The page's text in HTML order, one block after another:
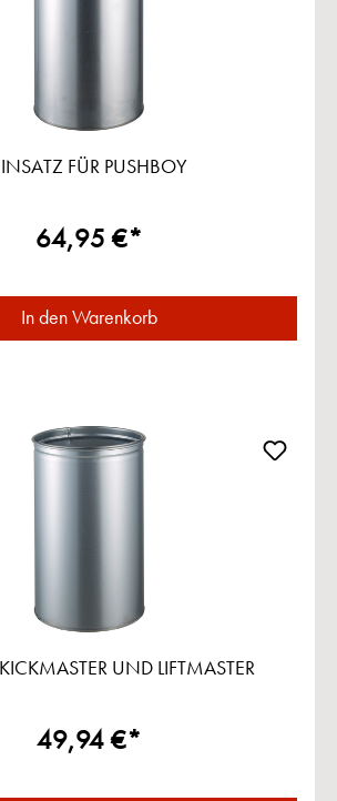
FÜR PUSHBOY
64,95 €*
In den Warenkorb
UND LIFTMASTER
49,94 €*